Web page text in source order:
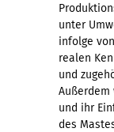
unter
infolge
realen
und
und ihr
des